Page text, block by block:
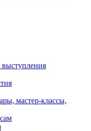
мастер-классы,